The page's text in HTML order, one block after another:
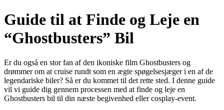
Guide til at Finde og Leje en
“Ghostbusters” Bil
Er du også en stor fan af den ikoniske film Ghostbusters og
drømmer om at cruise rundt som en ægte spøgelsesjæger i en af de
legendariske biler? Så er du kommet til det rette sted. I denne guide
vil vi guide dig gennem processen med at finde og leje en
Ghostbusters bil til din næste begivenhed eller cosplay-event.